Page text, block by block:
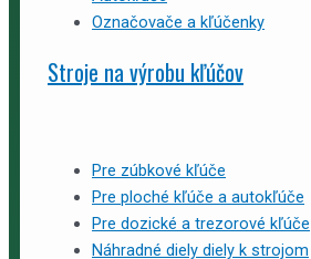
Označovače a kľúčenky
Stroje na výrobu kľúčov
Pre zúbkové kľúče
Pre ploché kľúče a autokľúče
Pre dozické a trezorové kľúče
Náhradné diely diely k strojom